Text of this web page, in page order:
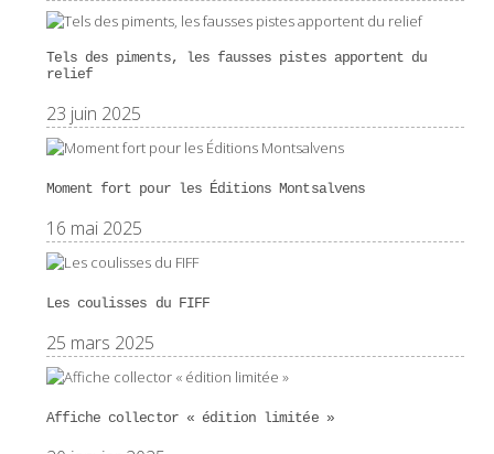
Tels des piments, les fausses pistes apportent du
relief
23 juin 2025
Moment fort pour les Éditions Montsalvens
16 mai 2025
Les coulisses du FIFF
25 mars 2025
Affiche collector « édition limitée »